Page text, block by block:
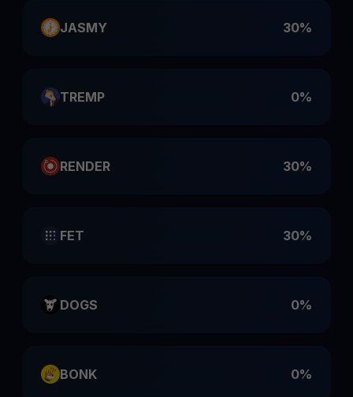
JASMY 30%
TREMP 0%
RENDER 30%
FET 30%
DOGS 0%
BONK 0%